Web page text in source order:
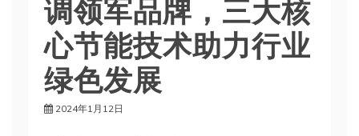
心节能技术助力行业
绿色发展
2024年1月12日